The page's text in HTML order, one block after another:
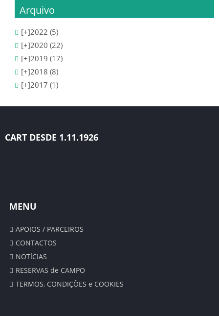
SUB 15 – INICIADOS
SUB 14 – INICIADOS
SUB 13 – INFANTIS
ÉPOCA 2020/21
CLASSIFICAÇÃO
CLASSIFICAÇÕES GERAIS
SENIORES
CLASSIFICAÇÃO
CALENDÁRIO
Arquivo
[+]2022 (5)
[+]2020 (22)
[+]2019 (17)
[+]2018 (8)
[+]2017 (1)
CART DESDE 1.11.1926
MENU
APOIOS / PARCEIROS
CONTACTOS
NOTÍCIAS
RESERVAS de CAMPO
TERMOS, CONDIÇÕES e COOKIES